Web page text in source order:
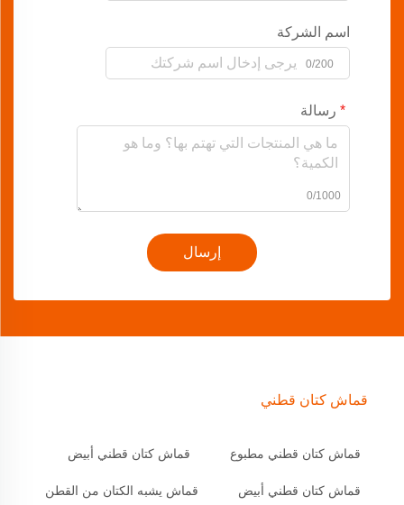
اسم الشركة
0/200
رسالة
0/1000
إرسال
قماش كتان قطني
قماش كتان قطني مطبوع قماش كتان قطني أبيض
قماش كتان قطني أبيض قماش يشبه الكتان من القطن